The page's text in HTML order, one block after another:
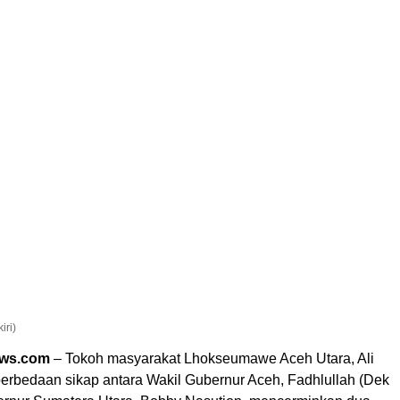
– Tokoh masyarakat Lhokseumawe Aceh Utara, Ali
sikap antara Wakil Gubernur Aceh, Fadhlullah (Dek